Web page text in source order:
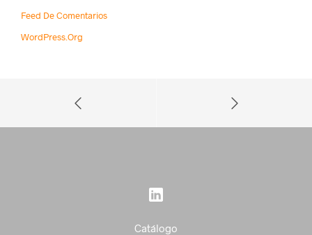
Feed De Comentarios
WordPress.org
Catálogo